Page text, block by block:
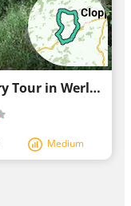
Cinema and Churches: Discovery Tour in Werlte
Medium